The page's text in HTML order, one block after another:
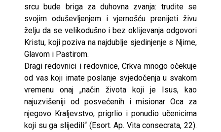
srcu bude briga za duhovna zvanja: trudite se
svojim oduševljenjem i vjernošću prenijeti živu
želju da se velikodušno i bez oklijevanja odgovori
Kristu, koji poziva na najdublje sjedinjenje s Njime,
Glavom i Pastirom.
Dragi redovnici i redovnice, Crkva mnogo očekuje
od vas koji imate poslanje svjedočenja u svakom
vremenu onaj „način života koji je Isus, kao
najuzvišeniji od posvećenih i misionar Oca za
njegovo Kraljevstvo, prigrlio i ponudio učenicima
koji su ga slijedili“ (Esort. Ap. Vita consecrata, 22).